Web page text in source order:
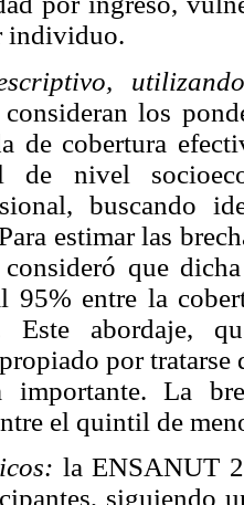
individuo.
consideran los
de cobertura
de nivel
buscando
estimar las
consideró que
95% entre la
Este abordaje,
por tratarse
importante. La
el quintil de
la ENSANUT
siguiendo